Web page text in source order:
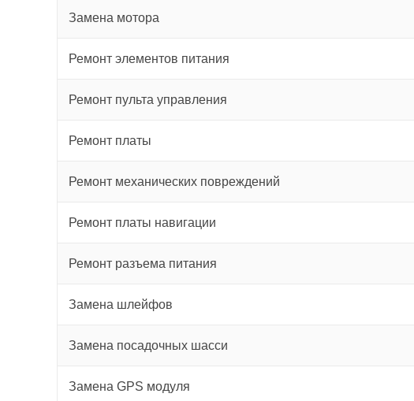
Замена мотора
Ремонт элементов питания
Ремонт пульта управления
Ремонт платы
Ремонт механических повреждений
Ремонт платы навигации
Ремонт разъема питания
Замена шлейфов
Замена посадочных шасси
Замена GPS модуля